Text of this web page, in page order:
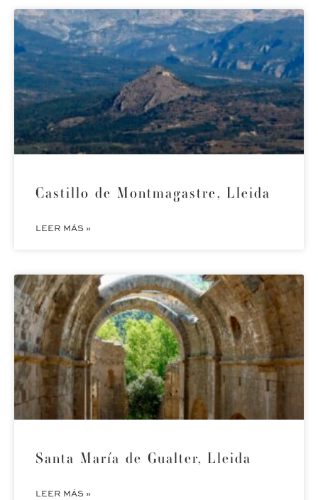
Castillo de Montmagastre, Lleida
LEER MÁS »
Santa María de Gualter, Lleida
LEER MÁS »